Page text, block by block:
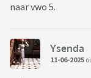
naar vwo 5.
Ysenda
11-06-2025